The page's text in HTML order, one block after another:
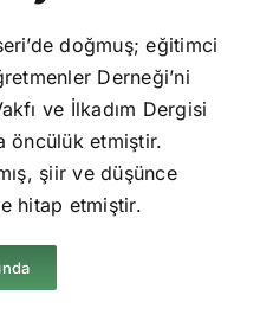
doğmuş; eğitimci
Derneği’ni
ve İlkadım Dergisi
öncülük etmiştir.
şiir ve düşünce
hitap etmiştir.